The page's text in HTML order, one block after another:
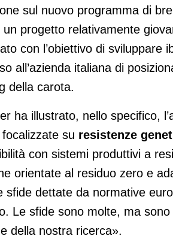
sul nuovo programma di
progetto relativamente
con l’obiettivo di sviluppare
all’azienda italiana di
della carota.
ha illustrato, nello specifico,
su resistenze
con sistemi produttivi a
orientate al residuo zero e
sfide dettate da normative
Le sfide sono molte, ma
della nostra ricerca».